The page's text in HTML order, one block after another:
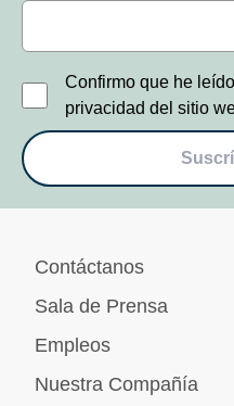
Confirmo que he
privacidad del sitio
Contáctanos
Sala de Prensa
Empleos
Nuestra Compañía